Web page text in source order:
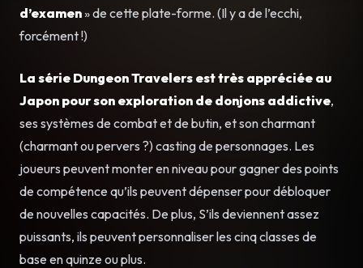
d’examen» de cette plate-forme. (Il y a de l’ecchi,
forcément !)
La série Dungeon Travelers est très appréciée au
Japon pour son exploration de donjons addictive,
ses systèmes de combat et de butin, et son charmant
(charmant ou pervers ?) casting de personnages. Les
joueurs peuvent monter en niveau pour gagner des points
de compétence qu’ils peuvent dépenser pour débloquer
de nouvelles capacités. De plus, S’ils deviennent assez
puissants, ils peuvent personnaliser les cinq classes de
base en quinze ou plus.